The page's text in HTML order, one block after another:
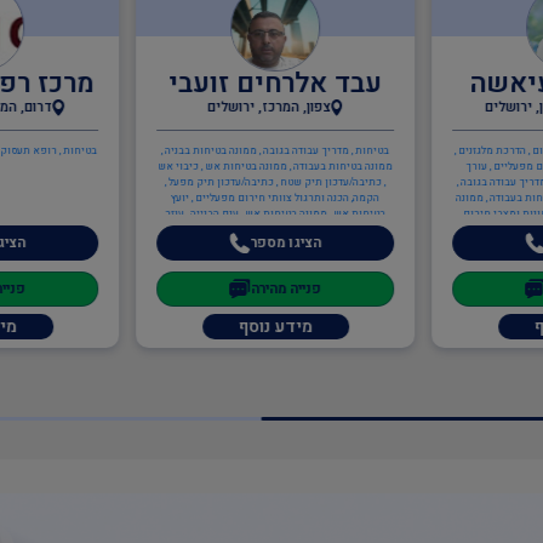
מלגזנים ,
, עורך
בגובה ,
, ממונה
חירום ,
עדכון תיק
ותרגול
מערכי
אש ,
עבד אלרחים זועבי
צפון, המרכז, ירושלים
בטיחות , מדריך עבודה בגובה , ממונה בטיחות בבניה ,
ממונה בטיחות בעבודה , ממונה בטיחות אש , כיבוי אש
, כתיבה/עדכון תיק שטח , כתיבה/עדכון תיק מפעל ,
הקמה, הכנה ותרגול צוותי חירום מפעליים , יועץ
בטיחות אש , ממונה בטיחות אש , ענף הבנייה , עוזר
בטיחות , מנהל עבודה
הציגו מספר
פנייה מהירה
מידע נוסף
מרכז
דרום, המרכז,
בטיחות , רופא תעסוקתי ,
הציגו
פנייה
מידע